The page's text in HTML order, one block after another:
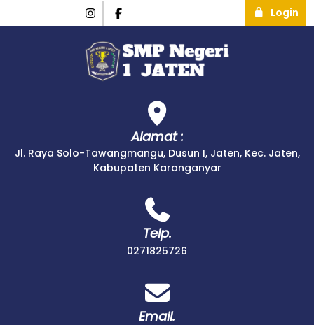
Login
Alamat :
Jl. Raya Solo-Tawangmangu, Dusun I, Jaten, Kec. Jaten,
Kabupaten Karanganyar
Telp.
0271825726
Email.